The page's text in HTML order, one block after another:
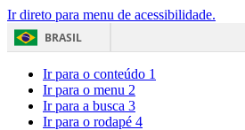
Ir direto para menu de acessibilidade.
BRASIL
Ir para o conteúdo 1
Ir para o menu 2
Ir para a busca 3
Ir para o rodapé 4